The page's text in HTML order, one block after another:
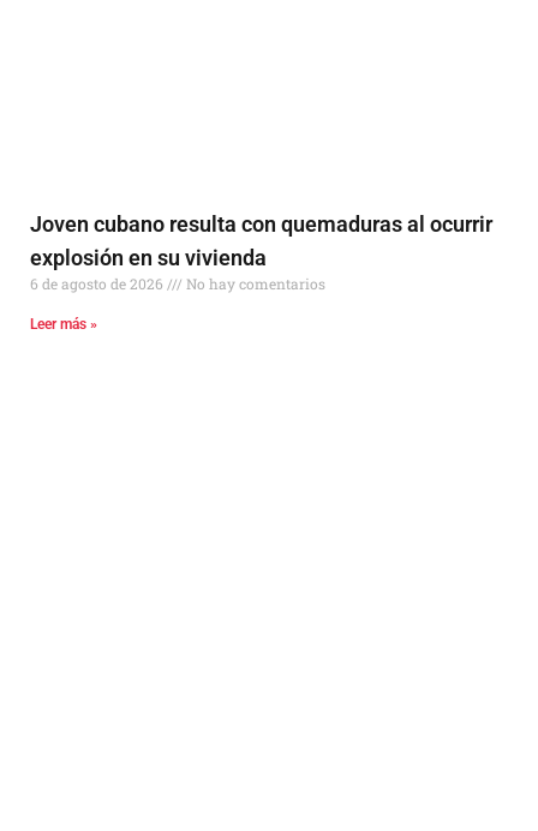
Joven cubano resulta con quemaduras al ocurrir
explosión en su vivienda
6 de agosto de 2026 No hay comentarios
Leer más »